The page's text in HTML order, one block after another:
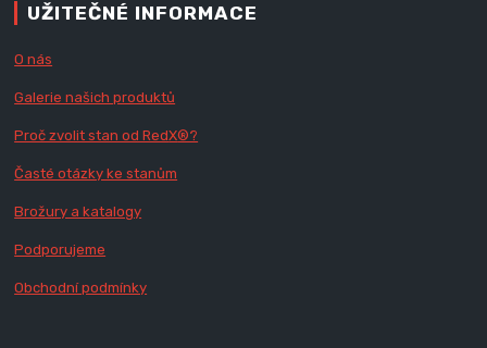
UŽITEČNÉ INFORMACE
O nás
Galerie našich produktů
Proč zvolit stan od RedX®?
Časté otázky ke stanům
Brožury a katalogy
Podporujeme
Obchodní podmínky